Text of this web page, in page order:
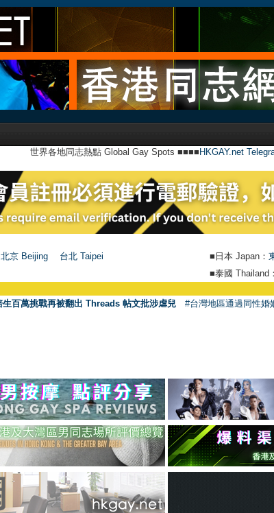
世界各地同志熱點 Global Gay Spots ■■■■ HKGAY.net
北京 Beijing 台北 Taipei ■日本 Japan：
■泰國 Thailand：
百萬挑戰再被翻出 Threads 帖文批涉虐兒 #台灣地區通過同性婚